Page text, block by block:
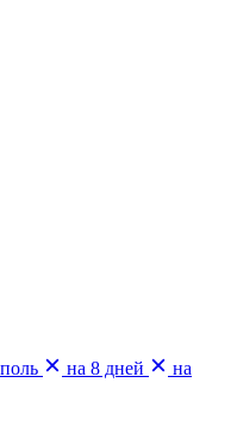
на 8 дней
на